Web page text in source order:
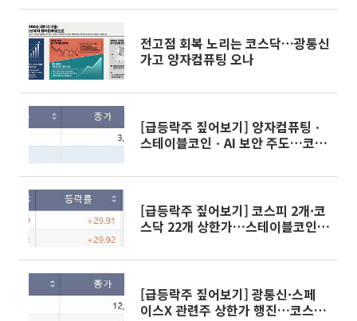
전고점 회복 노리는 코스닥…광통신
가고 양자컴퓨팅 오나
[급등락주 짚어보기] 양자컴퓨팅ㆍ
스테이블코인ㆍAI 보안 주도…코스
[급등락주 짚어보기] 코스피 2개·코
스닥 22개 상한가…스테이블코인ㆍ
[급등락주 짚어보기] 광통신·스페
이스X 관련주 상한가 행진…코스피